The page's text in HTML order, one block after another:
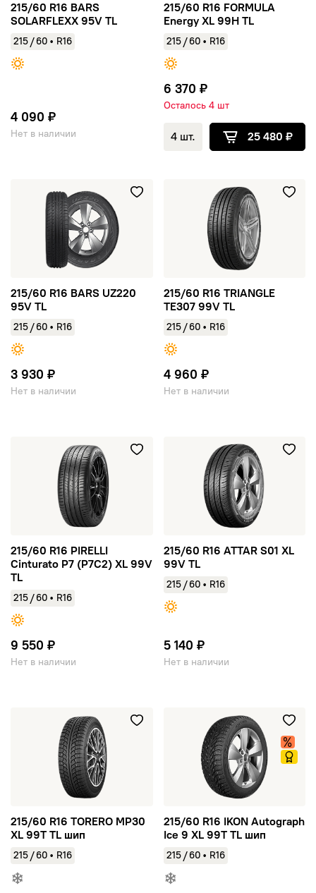
215/60 R16 BARS
SOLARFLEXX 95V TL
215/60 • R16
4 090 ₽
Нет в наличии
215/60 R16 FORMULA
Energy XL 99H TL
215 / 60 • R16
6 370 ₽
Осталось 4 шт
4 шт. 25 480 ₽
215/60 R16 BARS UZ220 95V TL
215/60 R16 BARS UZ220
95V TL
215/60 • R16
3 930 ₽
Нет в наличии
215/60 R16 TRIANGLE TE307
215/60 R16 TRIANGLE
TE307 99V TL
215 / 60 • R16
4 960 ₽
Нет в наличии
215/60 R16 PIRELLI Cinturato P7 (P7C2) XL 99V TL
215/60 R16 PIRELLI
Cinturato P7 (P7C2) XL 99V
TL
215/60 • R16
9 550 ₽
Нет в наличии
215/60 R16 ATTAR S01 XL
215/60 R16 ATTAR S01 XL
99V TL
215 / 60 • R16
5 140 ₽
Нет в наличии
215/60 R16 TORERO MP30 XL 99T TL шип
215/60 R16 TORERO MP30
XL 99T TL шип
215/60 • R16
215/60 R16 IKON Autograph
215/60 R16 IKON Autograph
Ice 9 XL 99T TL шип
215 / 60 • R16